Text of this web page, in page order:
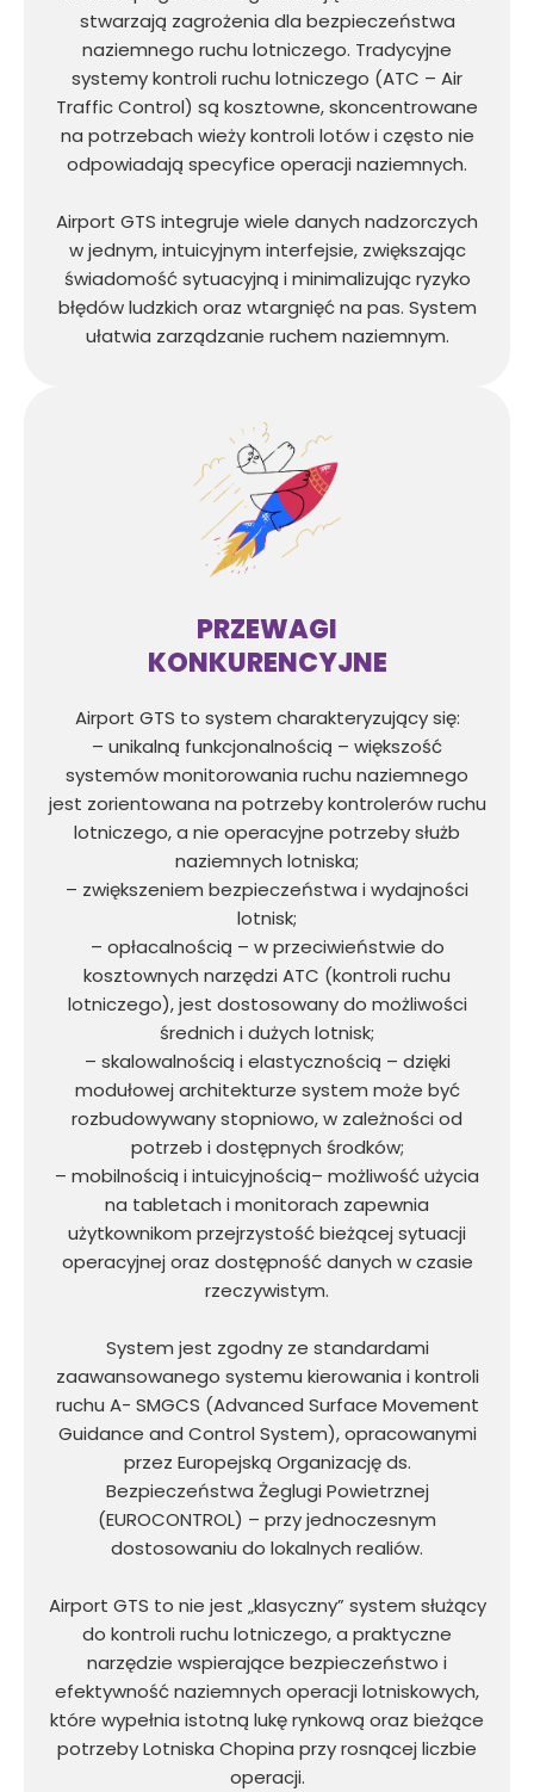
stwarzają zagrożenia dla bezpieczeństwa
naziemnego ruchu lotniczego. Tradycyjne
systemy kontroli ruchu lotniczego (ATC – Air
Traffic Control) są kosztowne, skoncentrowane
na potrzebach wieży kontroli lotów i często nie
odpowiadają specyfice operacji naziemnych.
Airport GTS integruje wiele danych nadzorczych
w jednym, intuicyjnym interfejsie, zwiększając
świadomość sytuacyjną i minimalizując ryzyko
błędów ludzkich oraz wtargnięć na pas. System
ułatwia zarządzanie ruchem naziemnym.
PRZEWAGI
KONKURENCYJNE
Airport GTS to system charakteryzujący się:
– unikalną funkcjonalnością – większość
systemów monitorowania ruchu naziemnego
jest zorientowana na potrzeby kontrolerów ruchu
lotniczego, a nie operacyjne potrzeby służb
naziemnych lotniska;
– zwiększeniem bezpieczeństwa i wydajności
lotnisk;
– opłacalnością – w przeciwieństwie do
kosztownych narzędzi ATC (kontroli ruchu
lotniczego), jest dostosowany do możliwości
średnich i dużych lotnisk;
– skalowalnością i elastycznością – dzięki
modułowej architekturze system może być
rozbudowywany stopniowo, w zależności od
potrzeb i dostępnych środków;
– mobilnością i intuicyjnością– możliwość użycia
na tabletach i monitorach zapewnia
użytkownikom przejrzystość bieżącej sytuacji
operacyjnej oraz dostępność danych w czasie
rzeczywistym.
System jest zgodny ze standardami
zaawansowanego systemu kierowania i kontroli
ruchu A- SMGCS (Advanced Surface Movement
Guidance and Control System), opracowanymi
przez Europejską Organizację ds.
Bezpieczeństwa Żeglugi Powietrznej
(EUROCONTROL) – przy jednoczesnym
dostosowaniu do lokalnych realiów.
Airport GTS to nie jest „klasyczny” system służący
do kontroli ruchu lotniczego, a praktyczne
narzędzie wspierające bezpieczeństwo i
efektywność naziemnych operacji lotniskowych,
które wypełnia istotną lukę rynkową oraz bieżące
potrzeby Lotniska Chopina przy rosnącej liczbie
operacji.